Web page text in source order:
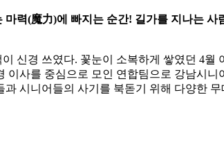
력(魔力)에 빠지는 순간! 길가를 지나는
신경 쓰였다. 꽃눈이 소복하게 쌓였던 4월
사를 중심으로 모인 연합팀으로 강남시
시니어들의 사기를 북돋기 위해 다양한